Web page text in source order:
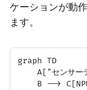
ケーションが動
ます。
graph TD
A["センサー
B -->